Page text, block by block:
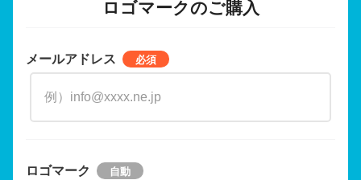
ロゴマークのご購入
メールアドレス
ロゴマーク